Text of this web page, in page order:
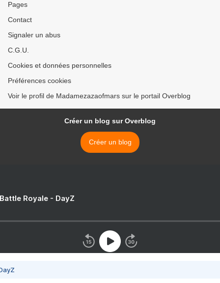
Pages
Contact
Signaler un abus
C.G.U.
Cookies et données personnelles
Préférences cookies
Voir le profil de Madamezazaofmars sur le portail Overblog
Créer un blog sur Overblog
Créer un blog
Royale - DayZ